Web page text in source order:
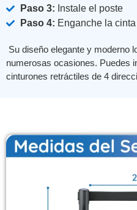
Paso 3: Instale el poste
Paso 4: Enganche la cinta
Su diseño elegante y moderno
numerosas ocasiones. Puedes
cinturones retráctiles de 4